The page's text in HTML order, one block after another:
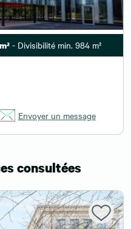
- Divisibilité min. 984 m²
Envoyer un message
consultées